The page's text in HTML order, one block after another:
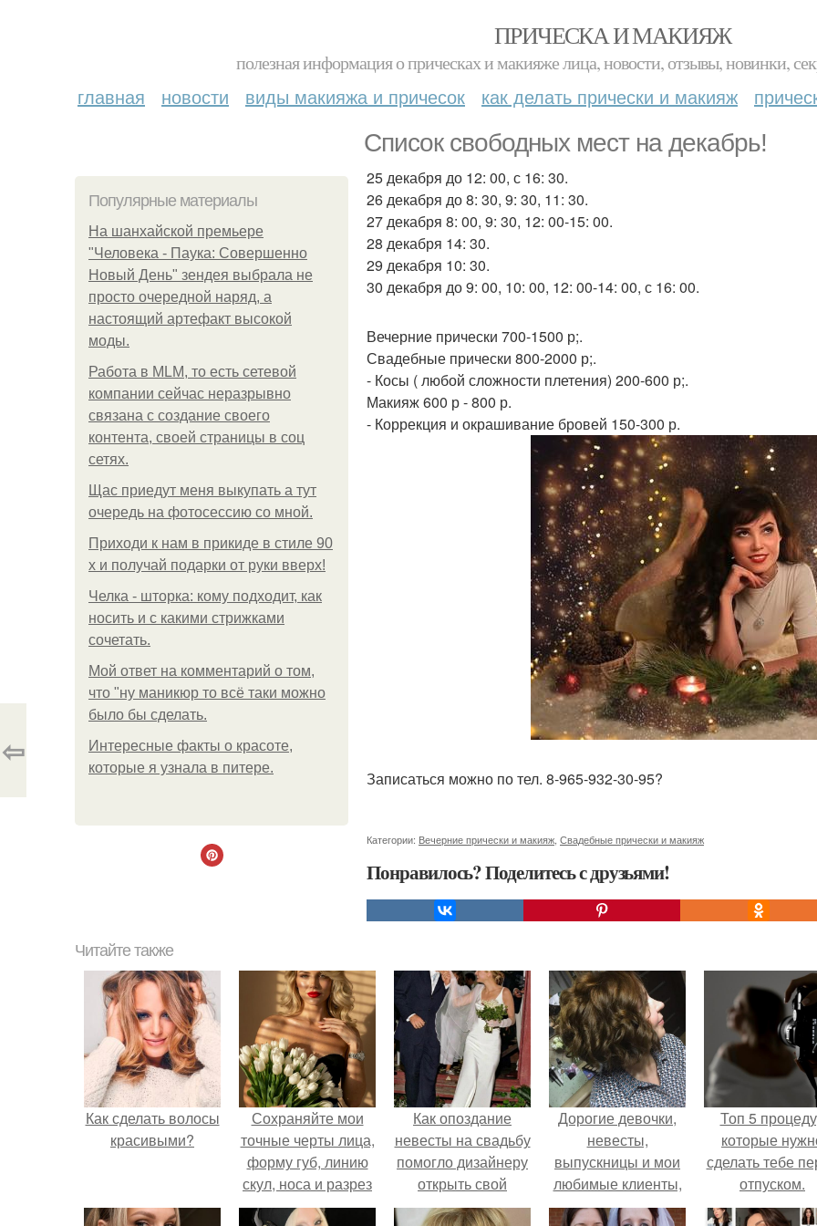
ПРИЧЕСКА И МАКИЯЖ
полезная информация о прическах и макияже лица, новости, отзывы, новинки,
главная новости виды макияжа и причесок как делать прически и макияж
Список свободных мест на декабрь!
Популярные материалы
На шанхайской премьере
"Человека - Паука: Совершенно
Новый День" зендея выбрала не
просто очередной наряд, а
настоящий артефакт высокой
моды.
Работа в MLM, то есть сетевой
компании сейчас неразрывно
связана с создание своего
контента, своей страницы в соц
сетях.
Щас приедут меня выкупать а тут
очередь на фотосессию со мной.
Приходи к нам в прикиде в стиле 90
х и получай подарки от руки вверх!
Челка - шторка: кому подходит, как
носить и с какими стрижками
сочетать.
Мой ответ на комментарий о том,
что "ну маникюр то всё таки можно
было бы сделать.
Интересные факты о красоте,
которые я узнала в питере.
25 декабря до 12: 00, с 16: 30.
26 декабря до 8: 30, 9: 30, 11: 30.
27 декабря 8: 00, 9: 30, 12: 00-15: 00.
28 декабря 14: 30.
29 декабря 10: 30.
30 декабря до 9: 00, 10: 00, 12: 00-14: 00, с 16: 00.
Вечерние прически 700-1500 р;.
Свадебные прически 800-2000 р;.
- Косы ( любой сложности плетения) 200-600 р;.
Макияж 600 р - 800 р.
- Коррекция и окрашивание бровей 150-300 р.
Записаться можно по тел. 8-965-932-30-95?
Категории: Вечерние прически и макияж Свадебные прически и макияж
Понравилось? Поделитесь с друзьями!
⇦
Читайте также
Как сделать волосы
красивыми?
Сохраняйте мои
точные черты лица,
форму губ, линию
скул, носа и разрез
глаз.
Как опоздание
невесты на свадьбу
помогло дизайнеру
открыть свой
бренд.
Дорогие девочки,
невесты,
выпускницы и мои
любимые клиенты,
я рада вас видеть
Топ 5
которые
сделать тебе
отпуском.